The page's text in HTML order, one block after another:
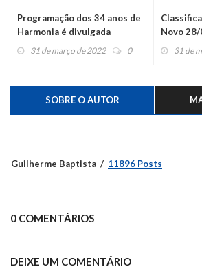
Programação dos 34 anos de
Harmonia é divulgada
31 de março de 2022 0
Novo
31 de
SOBRE O AUTOR
Guilherme Baptista 11896 Posts
0 COMENTÁRIOS
DEIXE UM COMENTÁRIO